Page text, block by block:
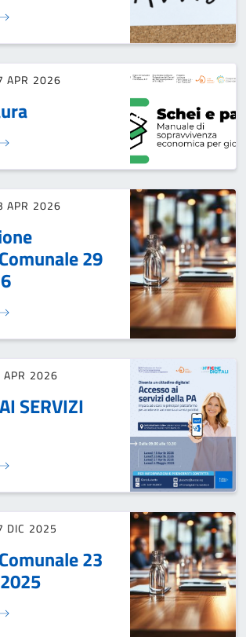
DEGLI UFFICI COMUNALI}
APR 2026
APR 2026
29
CONSIGLIO COMUNALE 29 APRILE 2026}
APR 2026
SERVIZI
DELLA PA}
DIC 2025
23
23 DICEMBRE 2025}